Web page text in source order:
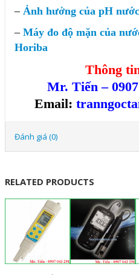
– Ảnh hưởng của pH
– Máy đo độ mặn của
Horiba
Thông
Mr. Tiến – 0907
Email:
Đánh giá (0)
RELATED PRODUCTS